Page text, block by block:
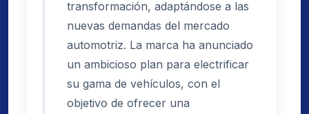
transformación, adaptándose a las
nuevas demandas del mercado
automotriz. La marca ha anunciado
un ambicioso plan para electrificar
su gama de vehículos, con el
objetivo de ofrecer una